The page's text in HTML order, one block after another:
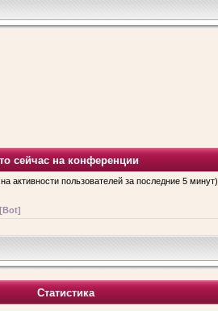
сейчас на конференции
активности пользователей за последние 5 минут)
Статистика